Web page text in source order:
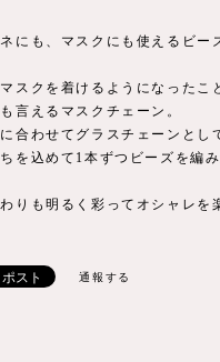
にも、マスクにも使えるビー
スクを着けるようになったこ
言えるマスクチェーン。
合わせてグラスチェーンとし
を込めて1本ずつビーズを編
りも明るく彩ってオシャレを
通報する